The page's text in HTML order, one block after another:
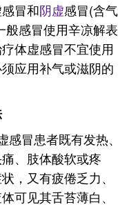
冒和阴虚感冒(含气
般感冒使用辛凉解表
体虚感冒不宜使用
应用补气或滋阴的
冒患者既有发热、
、肢体酸软或疼
，又有疲倦乏力、
可见其舌苔薄白、